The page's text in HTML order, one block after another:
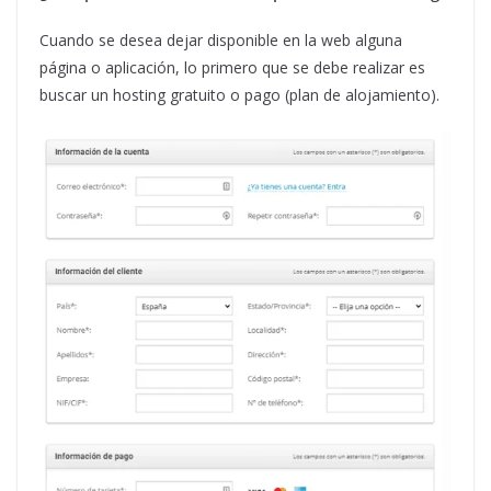
Cuando se desea dejar disponible en la web alguna
página o aplicación, lo primero que se debe realizar es
buscar un hosting gratuito o pago (plan de alojamiento).